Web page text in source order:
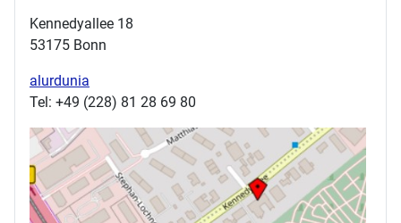
Kennedyallee 18
53175 Bonn
alurdunia
Tel: +49 (228) 81 28 69 80